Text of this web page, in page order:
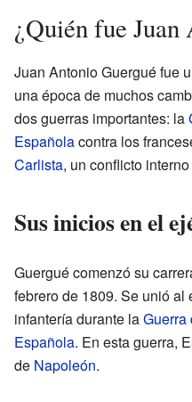
¿Quién fue
Juan Antonio Guergué fue
una época de muchos
dos guerras importantes: la
Españolacontra los
Carlista, un conflicto
Sus inicios en el
Guergué comenzó su
febrero de 1809. Se unió al
infantería durante laGuerra
Española. En esta guerra,
de Napoleón.